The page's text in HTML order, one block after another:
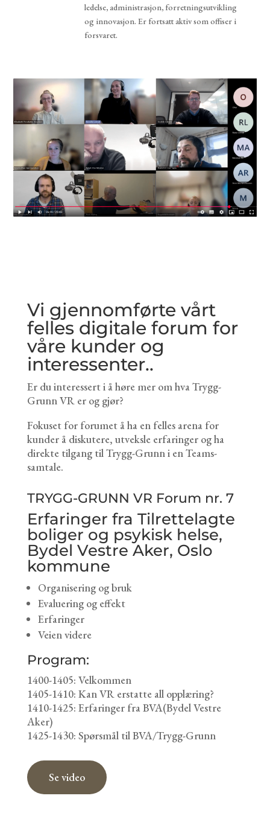
ledelse, administrasjon, forretningsutvikling
og innovasjon. Er fortsatt aktiv som offiser i
forsvaret.
Vi gjennomførte vårt
felles digitale forum for
våre kunder og
interessenter..
Er du interessert i å høre mer om hva Trygg-
Grunn VR er og gjør?
Fokuset for forumet å ha en felles arena for
kunder å diskutere, utveksle erfaringer og ha
direkte tilgang til Trygg-Grunn i en Teams-
samtale.
TRYGG-GRUNN VR Forum nr. 7
Erfaringer fra Tilrettelagte
boliger og psykisk helse,
Bydel Vestre Aker, Oslo
kommune
Organisering og bruk
Evaluering og effekt
Erfaringer
Veien videre
Program:
1400-1405: Velkommen
1405-1410: Kan VR erstatte all opplæring?
1410-1425: Erfaringer fra BVA(Bydel Vestre
Aker)
1425-1430: Spørsmål til BVA/Trygg-Grunn
Se video